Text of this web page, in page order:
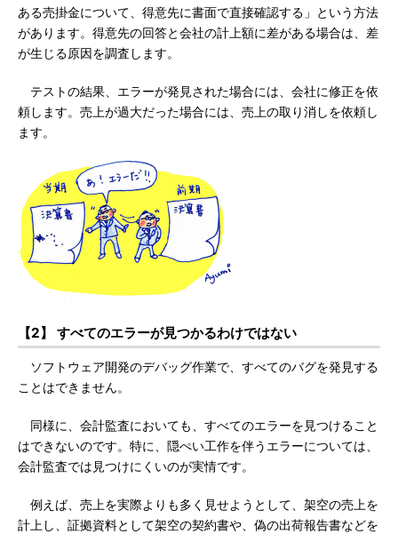
ある売掛金について、得意先に書面で直接確認する」という方法
があります。得意先の回答と会社の計上額に差がある場合は、差
が生じる原因を調査します。
テストの結果、エラーが発見された場合には、会社に修正を依
頼します。売上が過大だった場合には、売上の取り消しを依頼し
ます。
【2】 すべてのエラーが見つかるわけではない
ソフトウェア開発のデバッグ作業で、すべてのバグを発見する
ことはできません。
同様に、会計監査においても、すべてのエラーを見つけること
はできないのです。特に、隠ぺい工作を伴うエラーについては、
会計監査では見つけにくいのが実情です。
例えば、売上を実際よりも多く見せようとして、架空の売上を
計上し、証拠資料として架空の契約書や、偽の出荷報告書などを